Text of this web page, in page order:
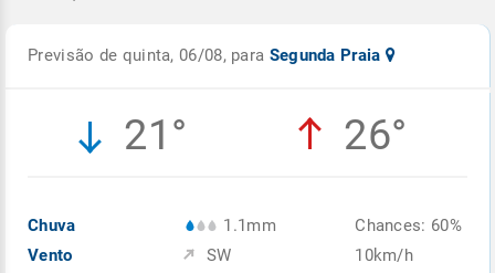
Previsão de quinta, 06/08, para Segunda Praia
21° 26°
Chuva
Vento
1.1mm
SW
Chances: 60%
10km/h